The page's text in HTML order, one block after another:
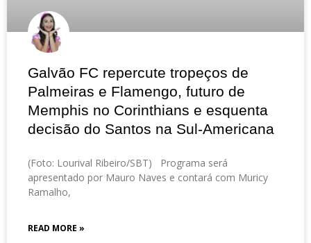
Galvão FC repercute tropeços de
Palmeiras e Flamengo, futuro de
Memphis no Corinthians e esquenta
decisão do Santos na Sul-Americana
(Foto: Lourival Ribeiro/SBT) Programa será
apresentado por Mauro Naves e contará com Muricy
Ramalho,
READ MORE »